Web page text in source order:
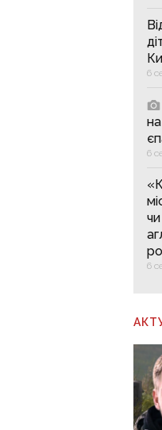
6
6
6